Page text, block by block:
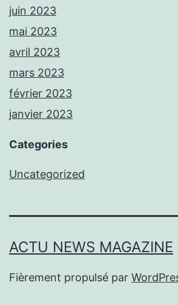
juin 2023
mai 2023
avril 2023
mars 2023
février 2023
janvier 2023
Categories
Uncategorized
ACTU NEWS MAGAZINE
Fièrement propulsé par